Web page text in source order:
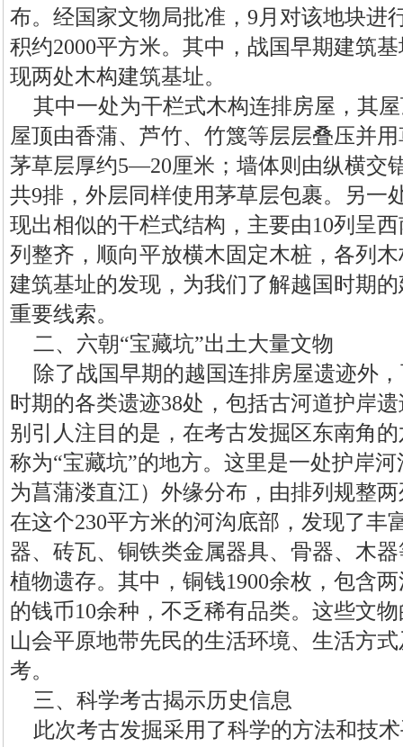
布。经国家文物局批准，9月对该地块进
积约2000平方米。其中，战国早期建筑
现两处木构建筑基址。
其中一处为干栏式木构连排房屋，其
屋顶由香蒲、芦竹、竹篾等层层叠压并
茅草层厚约5—20厘米；墙体则由纵横交
共9排，外层同样使用茅草层包裹。另一
现出相似的干栏式结构，主要由10列呈
列整齐，顺向平放横木固定木桩，各列
建筑基址的发现，为我们了解越国时期
重要线索。
二、六朝“宝藏坑”出土大量文物
除了战国早期的越国连排房屋遗迹外
时期的各类遗迹38处，包括古河道护岸
别引人注目的是，在考古发掘区东南角
称为“宝藏坑”的地方。这里是一处护岸
为菖蒲溇直江）外缘分布，由排列规整
在这个230平方米的河沟底部，发现了丰
器、砖瓦、铜铁类金属器具、骨器、木
植物遗存。其中，铜钱1900余枚，包含
的钱币10余种，不乏稀有品类。这些文
山会平原地带先民的生活环境、生活方
考。
三、科学考古揭示历史信息
此次考古发掘采用了科学的方法和技